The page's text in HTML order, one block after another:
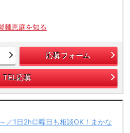
麺恵庭を知る
応募フォーム
TEL応募
／1日2h◎曜日も相談OK！まかな